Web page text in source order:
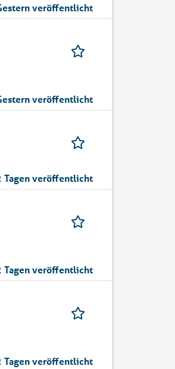
veröffentlicht
veröffentlicht
Tagen veröffentlicht
Tagen veröffentlicht
Tagen veröffentlicht